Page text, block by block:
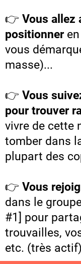
👉 Vous allez
positionneren
vous
masse)...
👉 Vous
pour trouver
vivre de cette
tomber dans
plupart des
👉 Vous
dans le
#1] pour
trouvailles,
etc. (très